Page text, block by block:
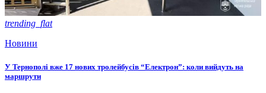
trending_flat
Новини
У Тернополі вже 17 нових тролейбусів “Електрон”: коли вийдуть на
маршрути